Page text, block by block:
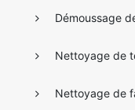
Démoussage
Nettoyage de
Nettoyage de